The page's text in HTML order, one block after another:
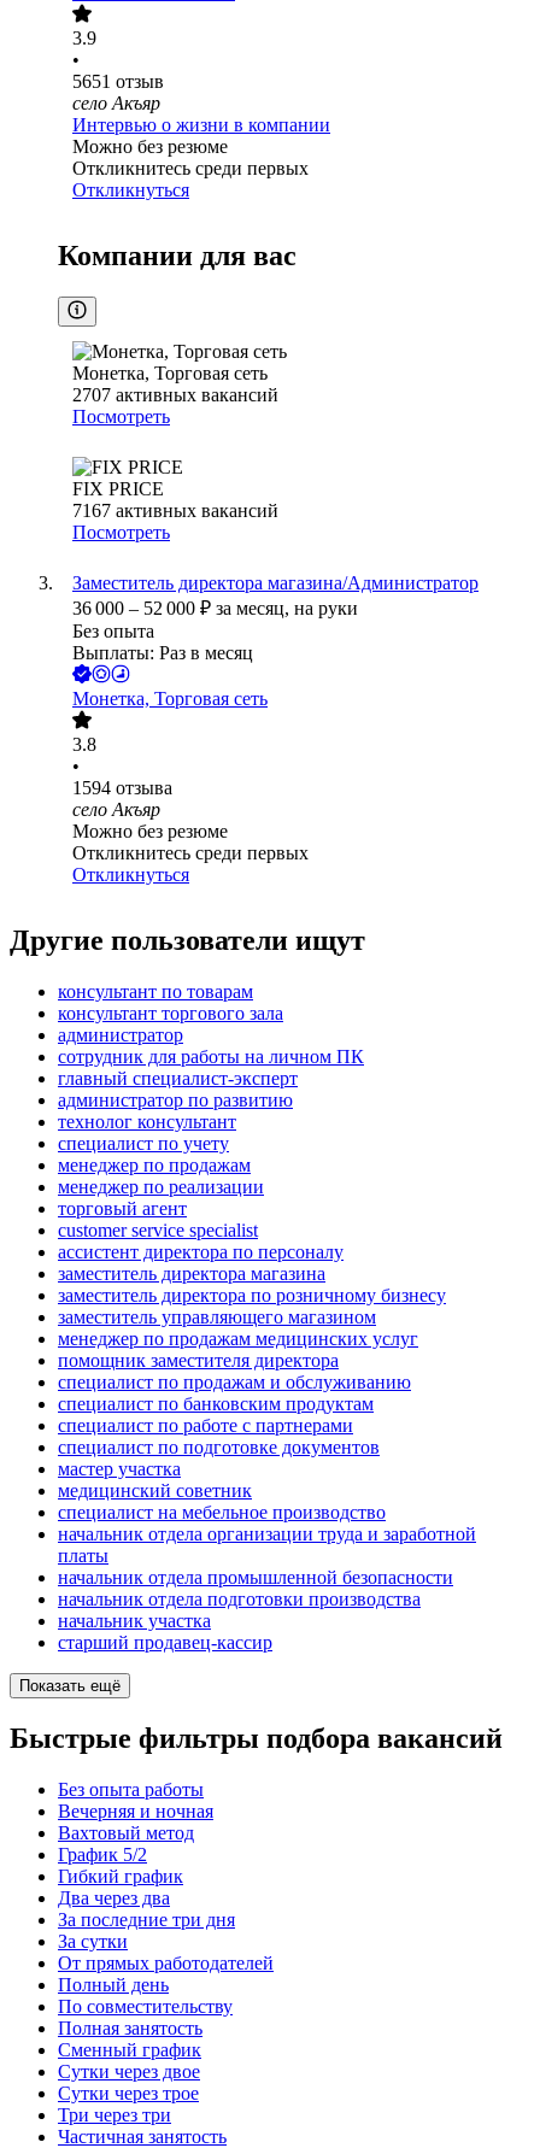
3.9
•
5651 отзыв
село Акъяр
Интервью о жизни в компании
Можно без резюме
Откликнитесь среди первых
Откликнуться
Компании для вас
Монетка, Торговая сеть
2707 активных вакансий
Посмотреть
FIX PRICE
7167 активных вакансий
Посмотреть
Заместитель директора магазина/Администратор
36 000 – 52 000 ₽ за месяц, на руки
Без опыта
Выплаты: Раз в месяц
Монетка, Торговая сеть
3.8
•
1594 отзыва
село Акъяр
Можно без резюме
Откликнитесь среди первых
Откликнуться
Другие пользователи ищут
консультант по товарам
консультант торгового зала
администратор
сотрудник для работы на личном ПК
главный специалист-эксперт
администратор по развитию
технолог консультант
специалист по учету
менеджер по продажам
менеджер по реализации
торговый агент
customer service specialist
ассистент директора по персоналу
заместитель директора магазина
заместитель директора по розничному бизнесу
заместитель управляющего магазином
менеджер по продажам медицинских услуг
помощник заместителя директора
специалист по продажам и обслуживанию
специалист по банковским продуктам
специалист по работе с партнерами
специалист по подготовке документов
мастер участка
медицинский советник
специалист на мебельное производство
начальник отдела организации труда и заработной
платы
начальник отдела промышленной безопасности
начальник отдела подготовки производства
начальник участка
старший продавец-кассир
Показать ещё
Быстрые фильтры подбора вакансий
Без опыта работы
Вечерняя и ночная
Вахтовый метод
График 5/2
Гибкий график
Два через два
За последние три дня
За сутки
От прямых работодателей
Полный день
По совместительству
Полная занятость
Сменный график
Сутки через двое
Сутки через трое
Три через три
Частичная занятость